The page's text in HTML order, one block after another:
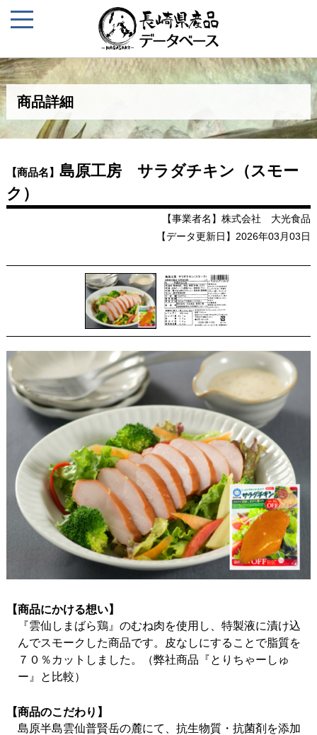
商品詳細
【商品名】 島原工房 サラダチキン（スモー
ク）
【事業者名】株式会社 大光食品
【データ更新日】2026年03月03日
【商品にかける想い】
『雲仙しまばら鶏』のむね肉を使用し、特製液に漬け込
んでスモークした商品です。皮なしにすることで脂質を
７０％カットしました。（弊社商品『とりちゃーしゅ
ー』と比較）
【商品のこだわり】
島原半島雲仙普賢岳の麓にて、抗生物質・抗菌剤を添加